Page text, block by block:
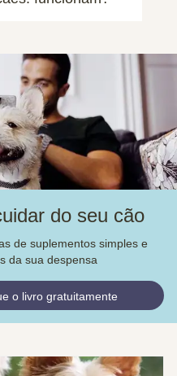
do seu cão
de suplementos simples e
da sua despensa
o livro gratuitamente